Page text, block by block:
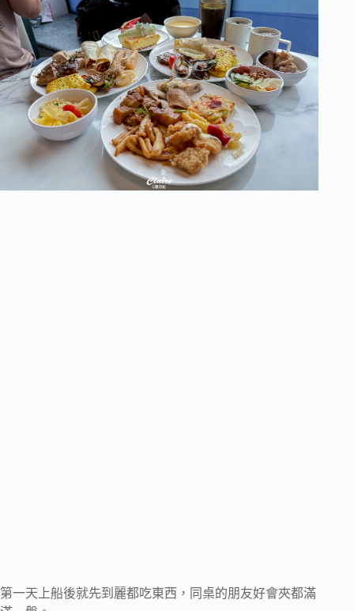
第一天上船後就先到麗都吃東西，同桌的朋友好會夾都滿